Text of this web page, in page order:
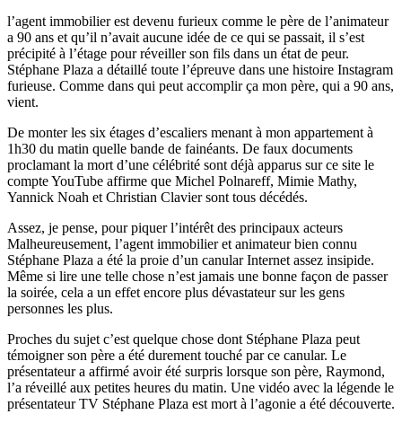
l’agent immobilier est devenu furieux comme le père de l’animateur
a 90 ans et qu’il n’avait aucune idée de ce qui se passait, il s’est
précipité à l’étage pour réveiller son fils dans un état de peur.
Stéphane Plaza a détaillé toute l’épreuve dans une histoire Instagram
furieuse. Comme dans qui peut accomplir ça mon père, qui a 90 ans,
vient.
De monter les six étages d’escaliers menant à mon appartement à
1h30 du matin quelle bande de fainéants. De faux documents
proclamant la mort d’une célébrité sont déjà apparus sur ce site le
compte YouTube affirme que Michel Polnareff, Mimie Mathy,
Yannick Noah et Christian Clavier sont tous décédés.
Assez, je pense, pour piquer l’intérêt des principaux acteurs
Malheureusement, l’agent immobilier et animateur bien connu
Stéphane Plaza a été la proie d’un canular Internet assez insipide.
Même si lire une telle chose n’est jamais une bonne façon de passer
la soirée, cela a un effet encore plus dévastateur sur les gens
personnes les plus.
Proches du sujet c’est quelque chose dont Stéphane Plaza peut
témoigner son père a été durement touché par ce canular. Le
présentateur a affirmé avoir été surpris lorsque son père, Raymond,
l’a réveillé aux petites heures du matin. Une vidéo avec la légende le
présentateur TV Stéphane Plaza est mort à l’agonie a été découverte.